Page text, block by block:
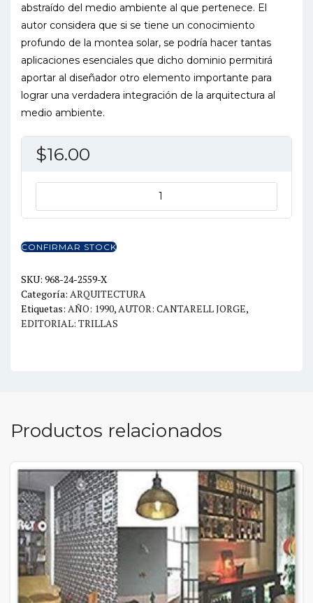
abstraído del medio ambiente al que pertenece. El
autor considera que si se tiene un conocimiento
profundo de la montea solar, se podría hacer tantas
aplicaciones esenciales que dicho dominio permitirá
aportar al diseñador otro elemento importante para
lograr una verdadera integración de la arquitectura al
medio ambiente.
$16.00
Y
cantidad
CONFIRMAR STOCK
SKU: 968-24-2559-X
Categoría: ARQUITECTURA
Etiquetas: AÑO: 1990, AUTOR: CANTARELL JORGE,
EDITORIAL: TRILLAS
Productos relacionados